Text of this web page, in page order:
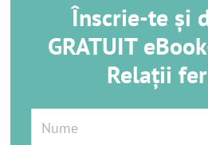
Înscrie-te și
GRATUIT
Relații